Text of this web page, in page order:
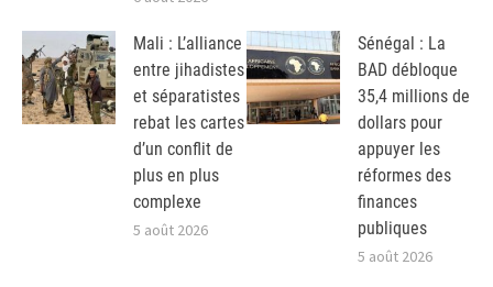
Mali : L’alliance
entre jihadistes
et séparatistes
rebat les cartes
d’un conflit de
plus en plus
complexe
5 août 2026
Sénégal : La
BAD débloque
35,4 millions de
dollars pour
appuyer les
réformes des
finances
publiques
5 août 2026